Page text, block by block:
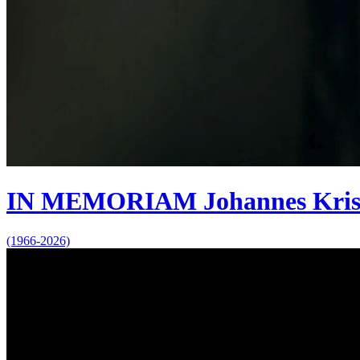
IN MEMORIAM Johannes
(1966-2026)